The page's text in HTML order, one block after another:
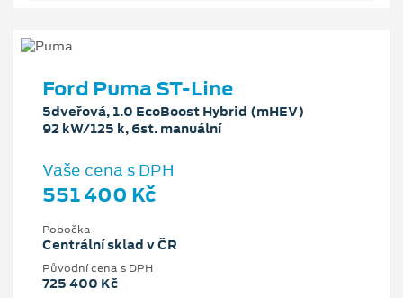
Ford Puma ST-Line
5dveřová, 1.0 EcoBoost Hybrid (mHEV)
92 kW/125 k, 6st. manuální
Vaše cena s DPH
551 400 Kč
Pobočka
Centrální sklad v ČR
Původní cena s DPH
725 400 Kč